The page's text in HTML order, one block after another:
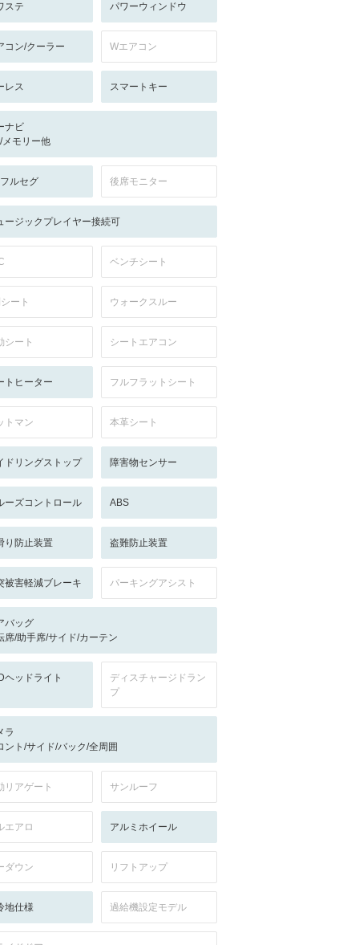
ステ パワーウィンドウ
コン/クーラー Wエアコン
レス スマートキー
ナビ
メモリー他
ルセグ 後席モニター
ージックプレイヤー接続可
ベンチシート
ート ウォークスルー
シート シートエアコン
トヒーター フルフラットシート
トマン 本革シート
ドリングストップ 障害物センサー
ーズコントロール ABS
り防止装置 盗難防止装置
被害軽減ブレーキ パーキングアシスト
バッグ
席/助手席/サイド/カーテン
ヘッドライト
ディスチャージドラン
プ
ラ
ント/サイド/バック/全周囲
リアゲート サンルーフ
エアロ アルミホイール
ダウン リフトアップ
地仕様 過給機設定モデル